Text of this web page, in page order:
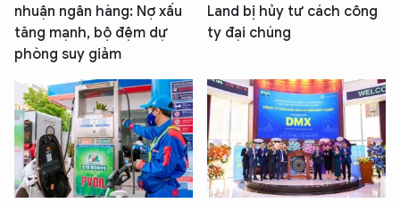
nhuận ngân hàng: Nợ xấu
tăng mạnh, bộ đệm dự
phòng suy giảm
Land bị hủy tư cách công
ty đại chúng